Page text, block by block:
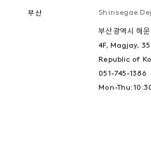
부산 Shinsegae
부산광역시 해
4F, Magjay,
Republic of
051-745-1386
Mon-Thu: